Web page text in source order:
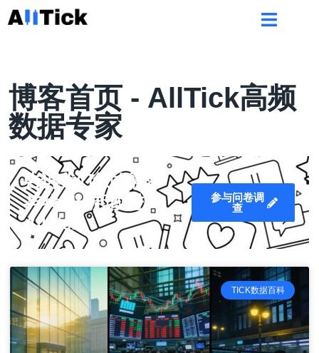
博客首页 - AllTick高频
数据专家
告诉我们您的需求
与我们一起改进
AllTick
参与问卷调
查
TICK数据百科